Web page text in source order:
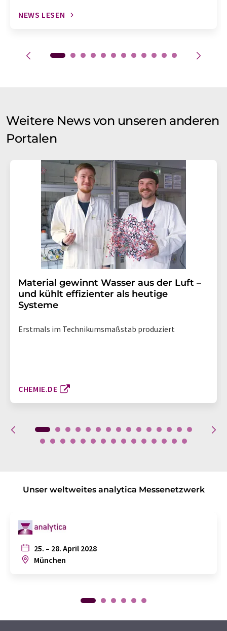
NEWS LESEN
Weitere News von unseren anderen
Portalen
Material gewinnt Wasser aus der Luft –
und kühlt effizienter als heutige
Systeme
Erstmals im Technikumsmaßstab produziert
CHEMIE.DE
Unser weltweites analytica Messenetzwerk
25. – 28. April 2028
München